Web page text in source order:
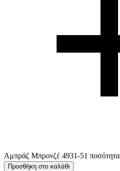
Αμπράζ Μπρονζέ 4931-51 ποσότητα
Προσθήκη στο καλάθι